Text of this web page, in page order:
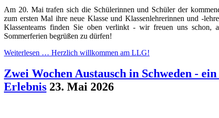
Am 20. Mai trafen sich die Schülerinnen und Schüler der
zum ersten Mal ihre neue Klasse und Klassenlehrerinnen und -
Klassenteams finden Sie oben verlinkt - wir freuen uns schon,
Sommerferien begrüßen zu dürfen!
Weiterlesen … Herzlich willkommen am LLG!
Zwei Wochen Austausch in Schweden -
Erlebnis 23. Mai 2026